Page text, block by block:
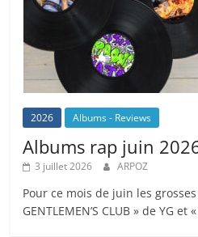
2026 Albums - Reviews
Albums rap juin
3 juillet 2026 ARPOZ
Pour ce mois de juin les grosses
GENTLEMEN’S CLUB » de YG et